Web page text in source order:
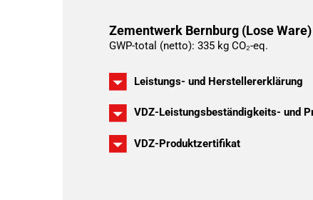
Zementwerk Bernburg (Lose Ware)
GWP-total (netto): 335 kg CO₂-eq.
Leistungs- und Herstellererklärung
VDZ-Leistungsbeständigkeits- und
VDZ-Produktzertifikat